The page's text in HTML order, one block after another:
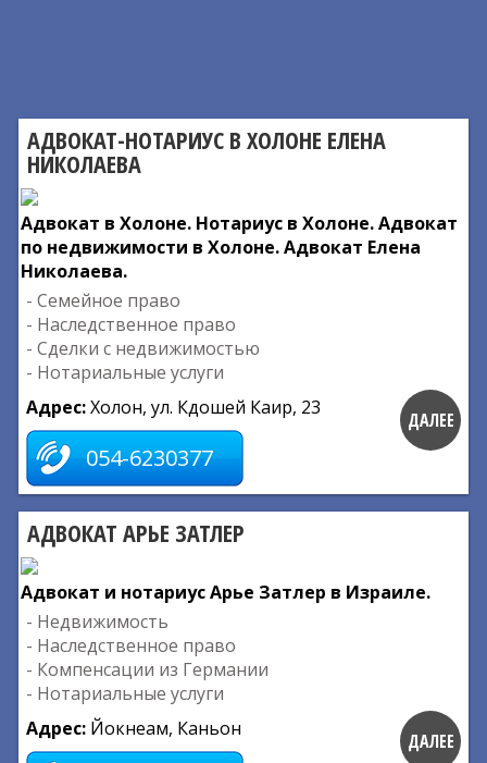
АДВОКАТ-НОТАРИУС В ХОЛОНЕ ЕЛЕНА
НИКОЛАЕВА
Адвокат в Холоне. Нотариус в Холоне. Адвокат
по недвижимости в Холоне. Адвокат Елена
Николаева.
- Семейное право
- Наследственное право
- Сделки с недвижимостью
- Нотариальные услуги
Адрес:Холон, ул. Кдошей Каир, 23
054-6230377
ДАЛЕЕ
АДВОКАТ АРЬЕ ЗАТЛЕР
Адвокат и нотариус Арье Затлер в Израиле.
- Недвижимость
- Наследственное право
- Компенсации из Германии
- Нотариальные услуги
Адрес: Йокнеам, Каньон
ДАЛЕЕ